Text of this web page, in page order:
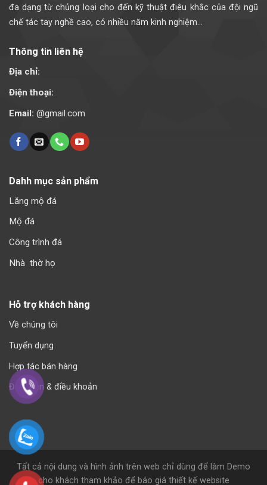
đa dạng từ chủng loại cho đến kỹ thuật điêu khắc của đội ngũ
chế tác tay nghề cao, có nhiều năm kinh nghiệm...
Thông tin liên hệ
Địa chỉ:
Điện thoại:
Email: @gmail.com
Dahh mục sản phẩm
Lăng mộ đá
Mộ đá
Công trình đá
Nhà thờ họ
Hỗ trợ khách hàng
Về chúng tôi
Tuyển dụng
Hợp tác bán hàng
Điều kiện & điều khoản
Tất cả nội dung và hình ảnh trên web chỉ dùng để làm Demo
cho khách tham khảo để báo giá thiết kế website